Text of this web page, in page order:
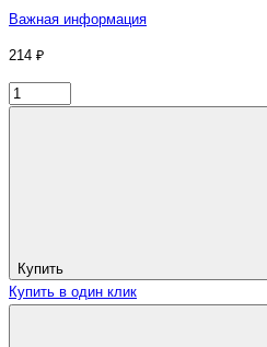
Важная информация
214 ₽
Купить
Купить в один клик